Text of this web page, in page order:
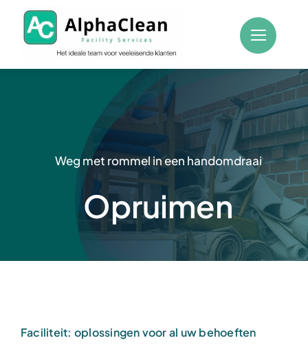
content
Weg met rommel in een handomdraai
Opruimen
Faciliteit: oplossingen voor al uw behoeften